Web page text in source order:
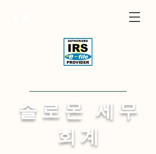
​솔 로 몬 세 무
회 계